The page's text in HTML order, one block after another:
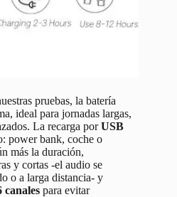
pruebas, la batería
ideal para jornadas largas,
La recarga porUSB
power bank, coche o
más la duración,
y cortas -el audio se
o a larga distancia- y
canales para evitar